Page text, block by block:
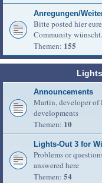
Anregungen/
Bitte posted hier
Community wünscht.
Themen: 155
Announcements
Martin, developer of
developments
Themen: 10
Lights-Out 3 for
Problems or
answered here
Themen: 54